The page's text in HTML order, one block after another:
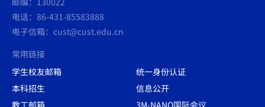
电话：86-431-85583888
电子信箱：cust@cust.edu.cn
常用链接
学生校友邮箱
统一身份认证
本科招生
信息公开